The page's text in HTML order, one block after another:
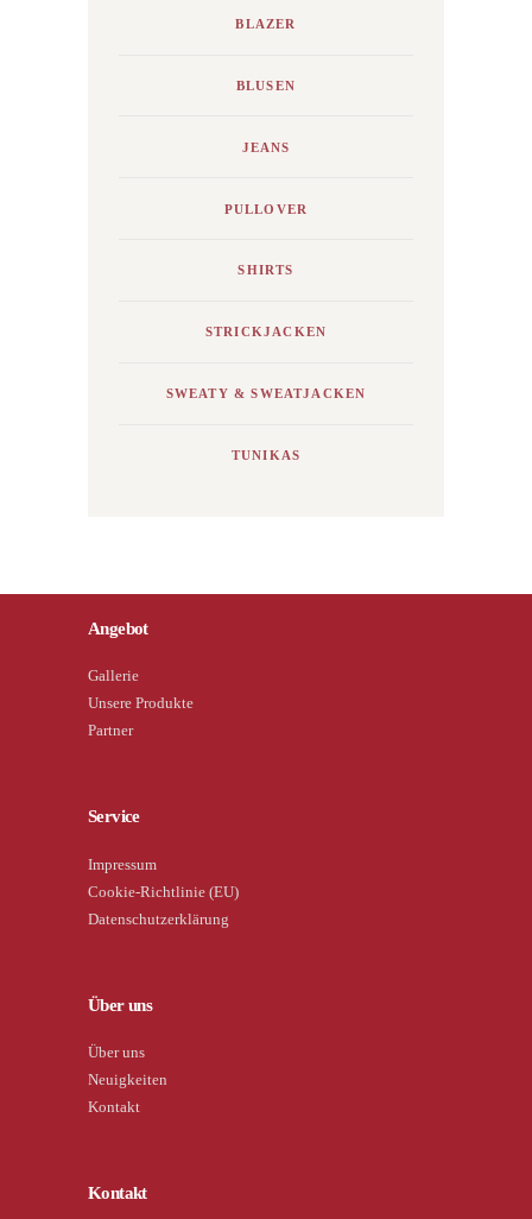
BLAZER
BLUSEN
JEANS
PULLOVER
SHIRTS
STRICKJACKEN
SWEATY & SWEATJACKEN
TUNIKAS
Angebot
Gallerie
Unsere Produkte
Partner
Service
Impressum
Cookie-Richtlinie (EU)
Datenschutzerklärung
Über uns
Über uns
Neuigkeiten
Kontakt
Kontakt